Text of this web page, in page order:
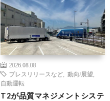
2026.08.08
プレスリリースなど
動向/展望
自動運転
T2が品質マネジメントシステ